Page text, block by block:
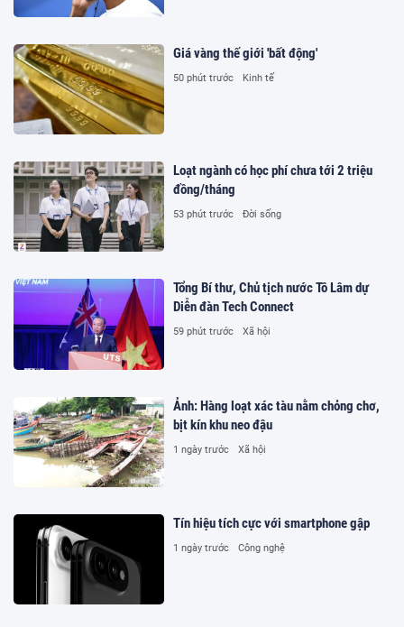
Giá vàng thế giới 'bất động'
50 phút trước Kinh tế
Loạt ngành có học phí chưa tới 2 triệu
đồng/tháng
53 phút trước Đời sống
Tổng Bí thư, Chủ tịch nước Tô Lâm dự
Diễn đàn Tech Connect
59 phút trước Xã hội
Ảnh: Hàng loạt xác tàu nằm chỏng chơ,
bịt kín khu neo đậu
1 ngày trước Xã hội
Tín hiệu tích cực với smartphone gập
1 ngày trước Công nghệ